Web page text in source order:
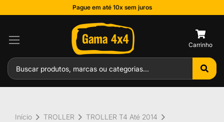
Pague em até 10x sem juros
Início TROLLER
TROLLER T4 Até 2014